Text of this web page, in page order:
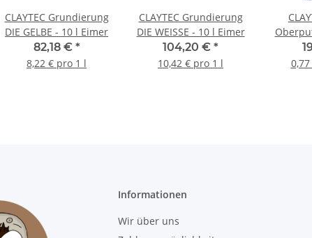
CLAYTEC Grundierung
DIE GELBE - 10 l Eimer
82,18 € *
8,22 € pro 1 l
CLAYTEC Grundierung
DIE WEISSE - 10 l Eimer
104,20 € *
10,42 € pro 1 l
Informationen
Wir über uns